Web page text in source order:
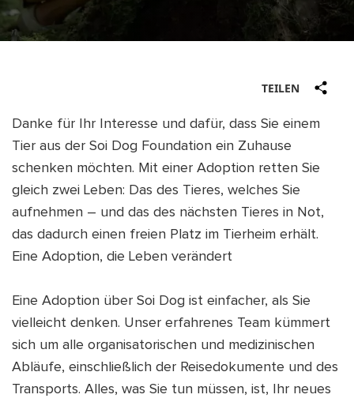
SHOP
DEU
DEU
TEILEN
Danke für Ihr Interesse und dafür, dass Sie einem
Tier aus der Soi Dog Foundation ein Zuhause
schenken möchten. Mit einer Adoption retten Sie
gleich zwei Leben: Das des Tieres, welches Sie
aufnehmen – und das des nächsten Tieres in Not,
das dadurch einen freien Platz im Tierheim erhält.
Eine Adoption, die Leben verändert
Eine Adoption über Soi Dog ist einfacher, als Sie
vielleicht denken. Unser erfahrenes Team kümmert
sich um alle organisatorischen und medizinischen
Abläufe, einschließlich der Reisedokumente und des
Transports. Alles, was Sie tun müssen, ist, Ihr neues